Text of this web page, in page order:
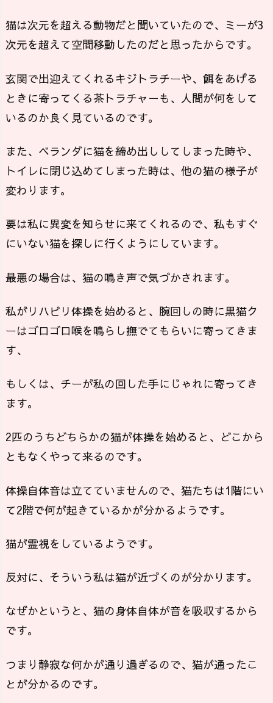
猫は次元を超える動物だと聞いていたので、ミーが3
次元を超えて空間移動したのだと思ったからです。
玄関で出迎えてくれるキジトラチーや、餌をあげる
ときに寄ってくる茶トラチャーも、人間が何をして
いるのか良く見ているのです。
また、ベランダに猫を締め出ししてしまった時や、
トイレに閉じ込めてしまった時は、他の猫の様子が
変わります。
要は私に異変を知らせに来てくれるので、私もすぐ
にいない猫を探しに行くようにしています。
最悪の場合は、猫の鳴き声で気づかされます。
私がリハビリ体操を始めると、腕回しの時に黒猫ク
ーはゴロゴロ喉を鳴らし撫でてもらいに寄ってきま
す、
もしくは、チーが私の回した手にじゃれに寄ってき
ます。
2匹のうちどちらかの猫が体操を始めると、どこから
ともなくやって来るのです。
体操自体音は立てていませんので、猫たちは1階にい
て2階で何が起きているかが分かるようです。
猫が霊視をしているようです。
反対に、そういう私は猫が近づくのが分かります。
なぜかというと、猫の身体自体が音を吸収するから
です。
つまり静寂な何かが通り過ぎるので、猫が通ったこ
とが分かるのです。